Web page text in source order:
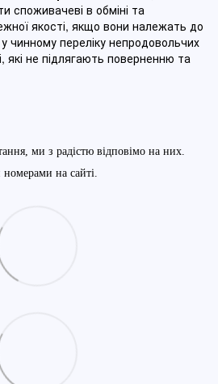
споживачеві в обміні та
якості, якщо вони належать до
у чинному переліку непродовольчих
які не підлягають поверненню та
ми з радістю відповімо на них.
на сайті.